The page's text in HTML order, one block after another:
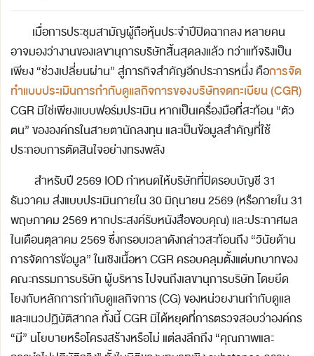
เมื่อการประชุมสามัญผู้ถือหุ้นประจำปีปิดฉากลง หลายคน
อาจมองว่างานของเลขานุการบริษัทสิ้นสุดลงแล้ว ทว่าแท้จริงเป็น
เพียง “ช่วงเปลี่ยนผ่าน” สู่ภารกิจสำคัญอีกประการหนึ่ง คือการจัด
ทำแบบประเมินการกำกับดูแลกิจการของบริษัทจดทะเบียน (CGR)
CGR มิใช่เพียงแบบฟอร์มประเมิน หากเป็นเครื่องมือที่สะท้อน “ตัว
ตน” ขององค์กรในสายตานักลงทุน และเป็นข้อมูลสำคัญที่ใช้
ประกอบการตัดสินใจอย่างทรงพลัง
สำหรับปี 2569 IOD กำหนดให้บริษัทที่ปิดรอบบัญชี 31
ธันวาคม ส่งแบบประเมินภายใน 30 มิถุนายน 2569 (หรือภายใน 31
พฤษภาคม 2569 หากประสงค์รับหนังสือขอบคุณ) และประกาศผล
ในเดือนตุลาคม 2569 ซึ่งกรอบเวลาดังกล่าวสะท้อนถึง “วินัยด้าน
การจัดการข้อมูล” ในเชิงเนื้อหา CGR ครอบคลุมตั้งแต่บทบาทของ
คณะกรรมการบริษัท ผู้บริหาร ไปจนถึงเลขานุการบริษัท โดยยึด
โยงกับหลักการกำกับดูแลกิจการ (CG) ของหน่วยงานกำกับดูแล
และแนวปฏิบัติสากล ทั้งนี้ CGR มิได้หยุดที่การตรวจสอบว่าองค์กร
“มี” นโยบายหรือโครงสร้างหรือไม่ แต่ลงลึกถึง “คุณภาพและ